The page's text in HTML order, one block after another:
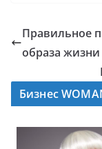
Правильное
образа жизни
Бизнес